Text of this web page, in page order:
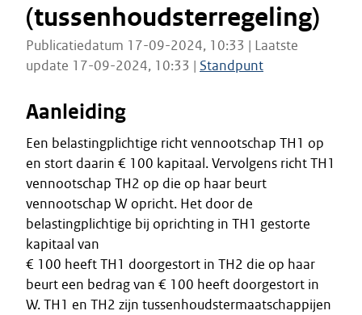
(tussenhoudsterregeling)
Publicatiedatum 17-09-2024, 10:33 | Laatste
update 17-09-2024, 10:33 | Standpunt
Aanleiding
Een belastingplichtige richt vennootschap TH1 op
en stort daarin € 100 kapitaal. Vervolgens richt TH1
vennootschap TH2 op die op haar beurt
vennootschap W opricht. Het door de
belastingplichtige bij oprichting in TH1 gestorte
kapitaal van
€ 100 heeft TH1 doorgestort in TH2 die op haar
beurt een bedrag van € 100 heeft doorgestort in
W. TH1 en TH2 zijn tussenhoudstermaatschappijen